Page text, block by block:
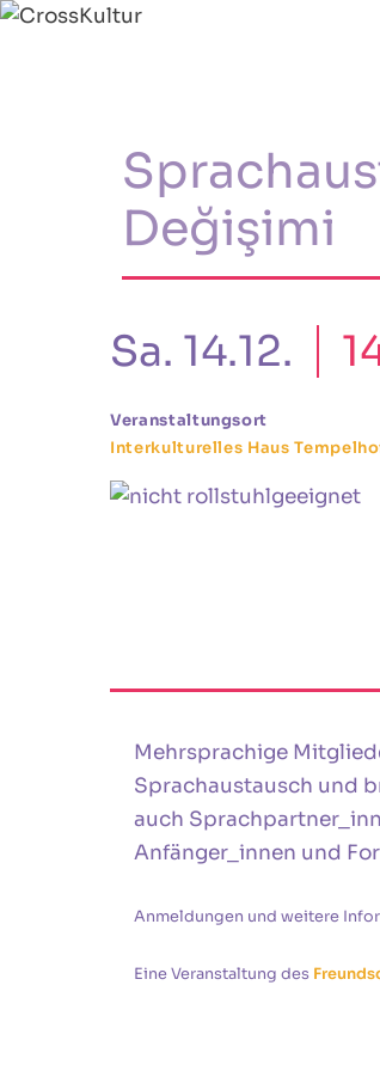
Değişimi
Sa. 14.12.
Veranstaltungsort
Interkulturelles Haus
Mehrsprachige
Sprachaustausch und
auch
Anfänger_innen und
Anmeldungen und weitere
Eine Veranstaltung des